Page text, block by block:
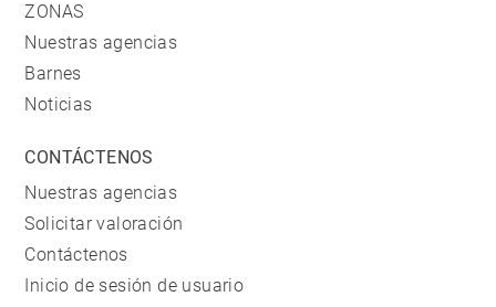
ZONAS
Nuestras agencias
Barnes
Noticias
CONTÁCTENOS
Nuestras agencias
Solicitar valoración
Contáctenos
Inicio de sesión de usuario